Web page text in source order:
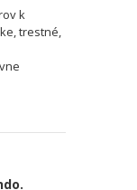
k
trestné,